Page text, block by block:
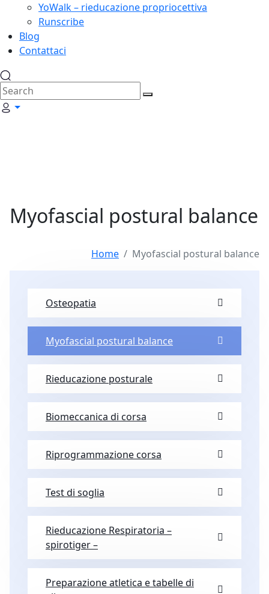
YoWalk – rieducazione propriocettiva
Runscribe
Blog
Contattaci
Myofascial postural balance
Home Myofascial postural balance
Osteopatia
Myofascial postural balance
Rieducazione posturale
Biomeccanica di corsa
Riprogrammazione corsa
Test di soglia
Rieducazione Respiratoria –
spirotiger –
Preparazione atletica e tabelle di